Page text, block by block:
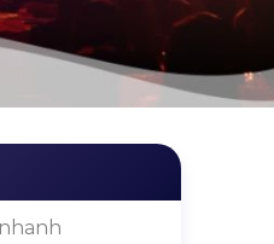
nhanh